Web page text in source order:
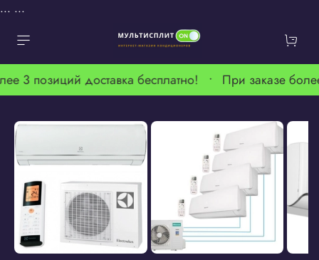
... ...
3 позиций доставка бесплатно! • При заказе